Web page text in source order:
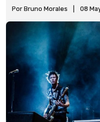
Por Bruno Morales 08